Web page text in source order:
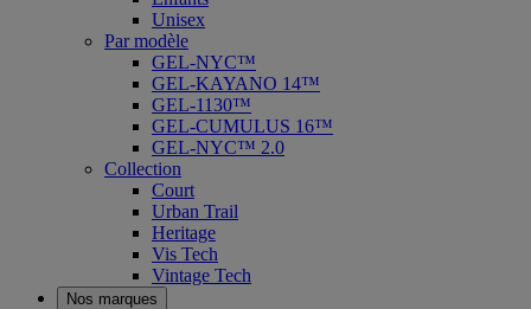
Unisex
Par modèle
GEL-NYC™
GEL-KAYANO 14™
GEL-1130™
GEL-CUMULUS 16™
GEL-NYC™ 2.0
Collection
Court
Urban Trail
Heritage
Vis Tech
Vintage Tech
Nos marques